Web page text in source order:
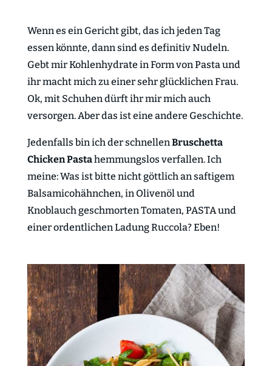
Wenn es ein Gericht gibt, das ich jeden Tag
essen könnte, dann sind es definitiv Nudeln.
Gebt mir Kohlenhydrate in Form von Pasta und
ihr macht mich zu einer sehr glücklichen Frau.
Ok, mit Schuhen dürft ihr mir mich auch
versorgen. Aber das ist eine andere Geschichte.
Jedenfalls bin ich der schnellen Bruschetta
Chicken Pastahemmungslos verfallen. Ich
meine: Was ist bitte nicht göttlich an saftigem
Balsamicohähnchen, in Olivenöl und
Knoblauch geschmorten Tomaten, PASTA und
einer ordentlichen Ladung Ruccola? Eben!